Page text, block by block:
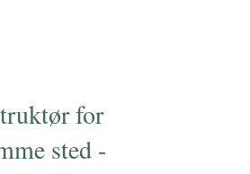
for
sted -